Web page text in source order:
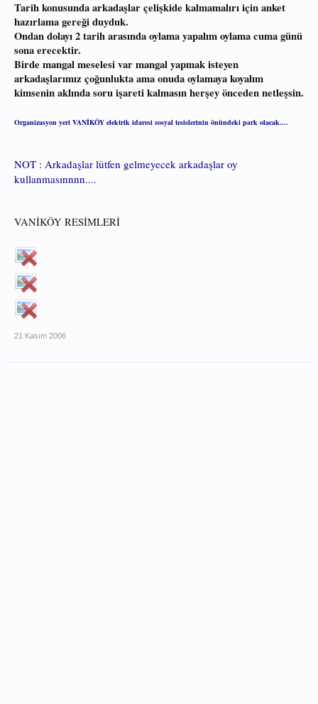
Tarih konusunda arkadaşlar çelişkide kalmamalırı için anket
hazırlama gereği duyduk.
Ondan dolayı 2 tarih arasında oylama yapalım oylama cuma günü
sona erecektir.
Birde mangal meselesi var mangal yapmak isteyen
arkadaşlarımız çoğunlukta ama onuda oylamaya koyalım
kimsenin aklında soru işareti kalmasın herşey önceden netleşsin.
Organizasyon yeri VANİKÖY elektrik idaresi sosyal tesislerinin önündeki park olacak....
NOT : Arkadaşlar lütfen gelmeyecek arkadaşlar oy
kullanmasınnnn....
VANİKÖY RESİMLERİ
21 Kasım 2006